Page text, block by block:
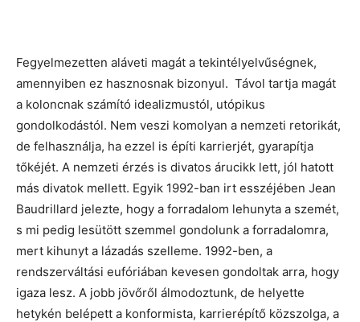
Fegyelmezetten aláveti magát a tekintélyelvűségnek,
amennyiben ez hasznosnak bizonyul. Távol tartja magát
a koloncnak számító idealizmustól, utópikus
gondolkodástól. Nem veszi komolyan a nemzeti retorikát,
de felhasználja, ha ezzel is építi karrierjét, gyarapítja
tőkéjét. A nemzeti érzés is divatos árucikk lett, jól hatott
más divatok mellett. Egyik 1992-ban irt esszéjében Jean
Baudrillard jelezte, hogy a forradalom lehunyta a szemét,
s mi pedig lesütött szemmel gondolunk a forradalomra,
mert kihunyt a lázadás szelleme. 1992-ben, a
rendszerváltási eufóriában kevesen gondoltak arra, hogy
igaza lesz. A jobb jövőről álmodoztunk, de helyette
hetykén belépett a konformista, karrierépítő közszolga, a